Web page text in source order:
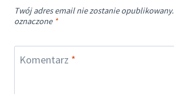
Twój adres email nie zostanie opublikowany.
oznaczone *
Komentarz *